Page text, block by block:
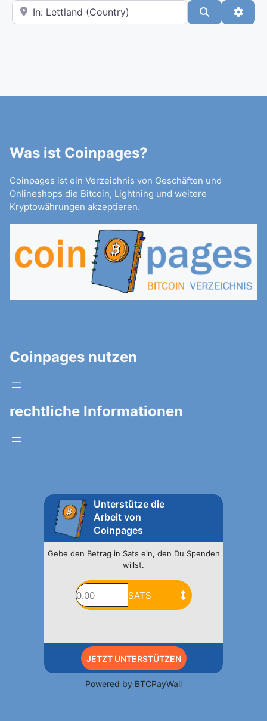
In der Nähe Suchen
Was ist Coinpages?
Coinpages ist ein Verzeichnis von Geschäften und
Onlineshops die Bitcoin, Lightning und weitere
Kryptowährungen akzeptieren.
Coinpages nutzen
rechtliche Informationen
Unterstütze die
Arbeit von
Coinpages
Gebe den Betrag in Sats ein, den Du Spenden
willst.
JETZT UNTERSTÜTZEN
Powered by BTCPayWall